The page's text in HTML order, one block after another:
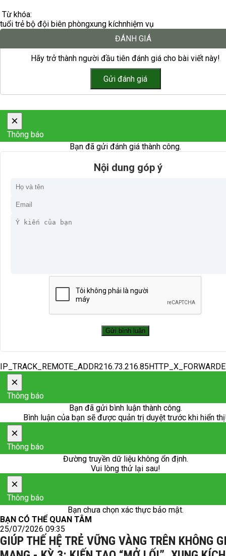
Từ khóa:
tuổi trẻ bộ đội biên phòngxung kíchnhiệm vụ
ĐÁNH GIÁ
Hãy trở thành người đầu tiên đánh giá cho bài viết này!
×
Thông báo
Bạn đã gửi đánh giá thành công.
Nội dung góp ý
×
Thông báo
Bạn đã gửi bình luận thành công.
Bình luận của bạn sẽ được quản trị duyệt trước khi hiển
×
Thông báo
Đường truyền dữ liệu không ổn định.
Vui lòng thử lại sau!
×
Thông báo
Bạn chưa chọn xác thực bảo mật.
BẠN CÓ THỂ QUAN TÂM
25/07/2026 09:35
GIÚP THẾ HỆ TRẺ VỮNG VÀNG TRÊN KHÔNG